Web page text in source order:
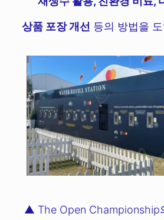
상품 포장 개선 등의 방법을
▲ The Open Championship